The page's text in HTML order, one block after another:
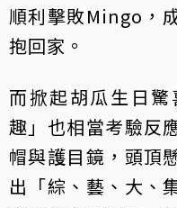
順利擊敗Mingo，
抱回家。
而掀起胡瓜生日
趣」也相當考驗反
帽與護目鏡，頭頂
出「綜、藝、大、